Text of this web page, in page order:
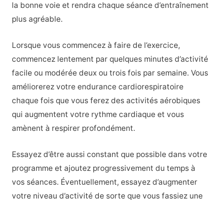
la bonne voie et rendra chaque séance d’entraînement
plus agréable.
Lorsque vous commencez à faire de l’exercice,
commencez lentement par quelques minutes d’activité
facile ou modérée deux ou trois fois par semaine. Vous
améliorerez votre endurance cardiorespiratoire
chaque fois que vous ferez des activités aérobiques
qui augmentent votre rythme cardiaque et vous
amènent à respirer profondément.
Essayez d’être aussi constant que possible dans votre
programme et ajoutez progressivement du temps à
vos séances. Éventuellement, essayez d’augmenter
votre niveau d’activité de sorte que vous fassiez une